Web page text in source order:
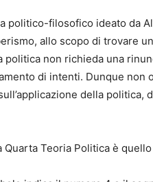
politico-filosofico ideato da
allo scopo di trovare
politica non richieda una
di intenti. Dunque
della
Quarta Teoria Politica è